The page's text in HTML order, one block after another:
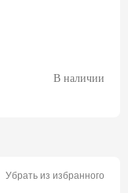
В наличии
Убрать из избранного